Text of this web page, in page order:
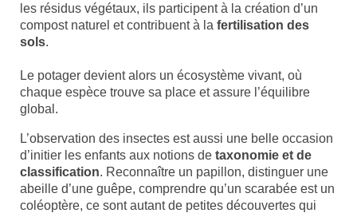
les résidus végétaux, ils participent à la création d’un
compost naturel et contribuent à la fertilisation des
sols.
Le potager devient alors un écosystème vivant, où
chaque espèce trouve sa place et assure l’équilibre
global.
L’observation des insectes est aussi une belle occasion
d’initier les enfants aux notions de taxonomie et de
classification. Reconnaître un papillon, distinguer une
abeille d’une guêpe, comprendre qu’un scarabée est un
coléoptère, ce sont autant de petites découvertes qui